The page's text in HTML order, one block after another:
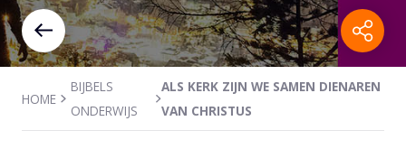
HOME
BIJBELS
ONDERWIJS
ALS KERK ZIJN WE SAMEN DIENAREN
VAN CHRISTUS